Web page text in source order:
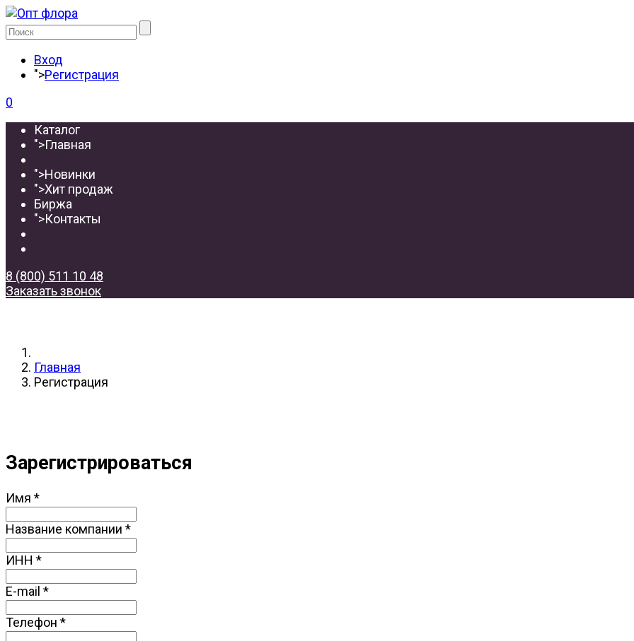
Вход
">Регистрация
0
Каталог
">Главная
">Новинки
">Хит продаж
Биржа
">Контакты
8 (800) 511 10 48
Заказать звонок
Главная
Регистрация
Зарегистрироваться
Имя *
Название компании *
ИНН *
E-mail *
Телефон *